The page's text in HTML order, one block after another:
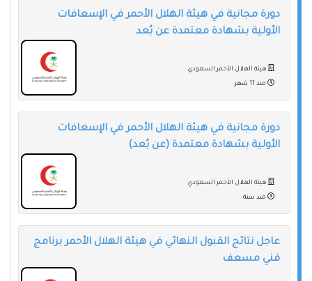
دورة مجانية في هيئة الهلال الأحمر في الإسعافات
الأولية بشهادة معتمدة عن بُعد
هيئة الهلال الأحمر السعودي
منذ 11 شهر
دورة مجانية في هيئة الهلال الأحمر في الإسعافات
الأولية بشهادة معتمدة (عن بُعد)
هيئة الهلال الأحمر السعودي
منذ سنة
عاجل نتائج القبول النهائي في هيئة الهلال الأحمر برنامج
فني مسعف